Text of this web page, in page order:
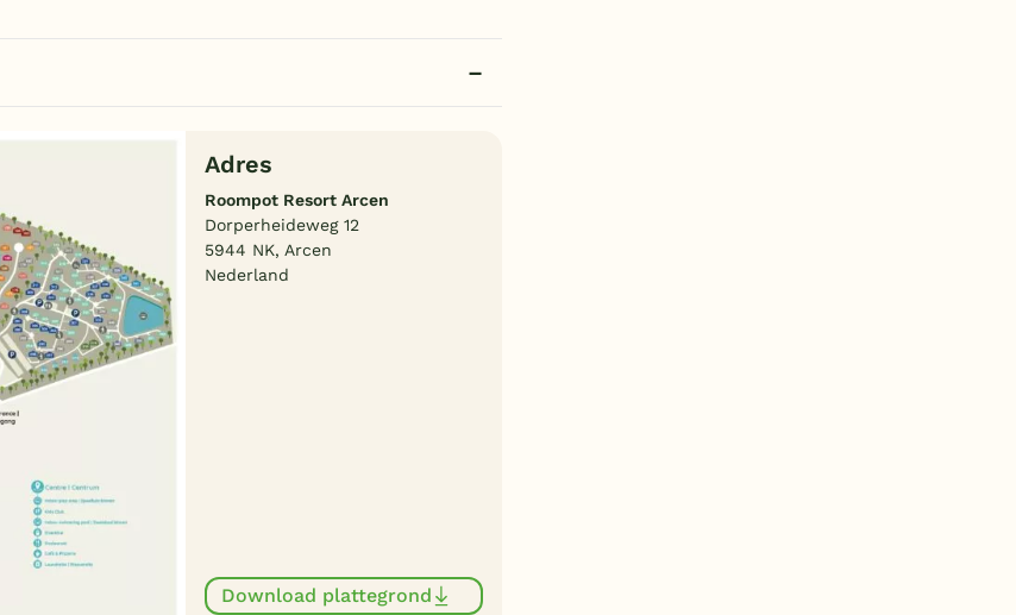
Adres
Roompot Resort Arcen
Dorperheideweg 12
5944 NK, Arcen
Nederland
Download plattegrond